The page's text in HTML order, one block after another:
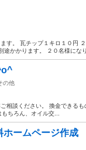
す。 瓦チップ１キロ１０円
かかります。 ２０名様にな
の他
相談ください。 換金できる
ちろん、オイル交...
ホームページ作成